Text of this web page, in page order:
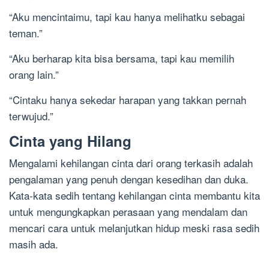
“Aku mencintaimu, tapi kau hanya melihatku sebagai
teman.”
“Aku berharap kita bisa bersama, tapi kau memilih
orang lain.”
“Cintaku hanya sekedar harapan yang takkan pernah
terwujud.”
Cinta yang Hilang
Mengalami kehilangan cinta dari orang terkasih adalah
pengalaman yang penuh dengan kesedihan dan duka.
Kata-kata sedih tentang kehilangan cinta membantu kita
untuk mengungkapkan perasaan yang mendalam dan
mencari cara untuk melanjutkan hidup meski rasa sedih
masih ada.